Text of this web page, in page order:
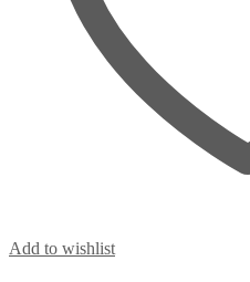
Add to wishlist